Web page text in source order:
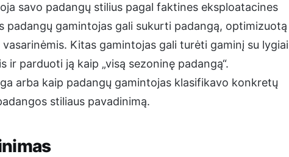
savo padangų stilius pagal faktines eksploatacines
padangų gamintojas gali sukurti padangą, optimizuotą
Kitas gamintojas gali turėti gaminį su lygiai
parduoti ją kaip „visą sezoninę padangą“.
arba kaip padangų gamintojas klasifikavo konkretų
stiliaus pavadinimą.